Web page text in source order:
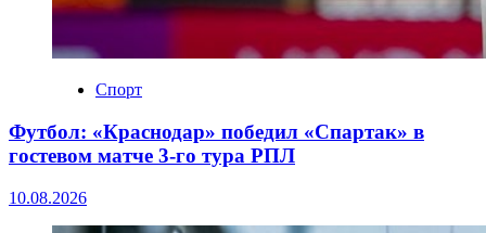
Спорт
Футбол: «Краснодар» победил «Спартак» в
гостевом матче 3-го тура РПЛ
10.08.2026